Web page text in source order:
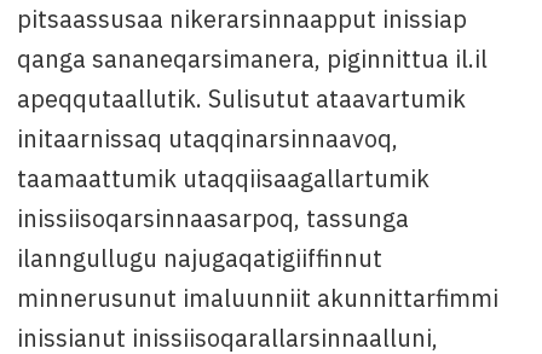
pitsaassusaa nikerarsinnaapput inissiap
qanga sananeqarsimanera, piginnittua il.il
apeqqutaallutik. Sulisutut ataavartumik
initaarnissaq utaqqinarsinnaavoq,
taamaattumik utaqqiisaagallartumik
inissiisoqarsinnaasarpoq, tassunga
ilanngullugu najugaqatigiiffinnut
minnerusunut imaluunniit akunnittarfimmi
inissianut inissiisoqarallarsinnaalluni,